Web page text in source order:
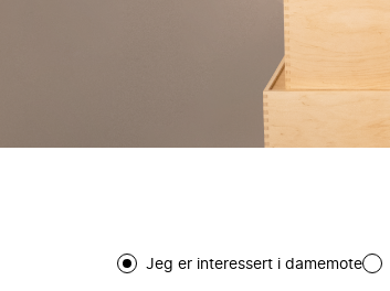
Jeg er interessert i damemote